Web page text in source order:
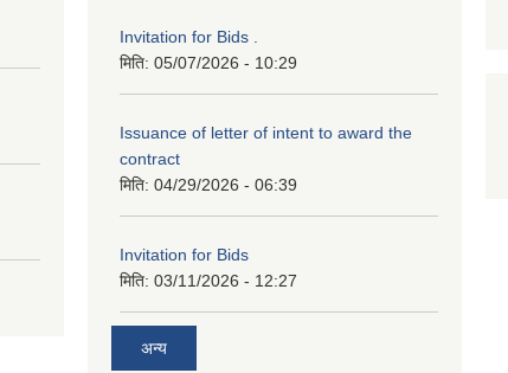
Invitation for Bids .
मिति: 05/07/2026 - 10:29
Issuance of letter of intent to award the
contract
मिति: 04/29/2026 - 06:39
Invitation for Bids
मिति: 03/11/2026 - 12:27
अन्य